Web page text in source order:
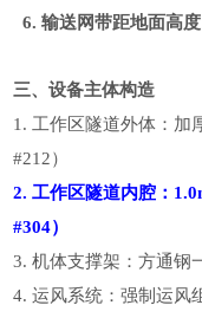
6.输送网带距地面高
三、设备主体构造
1.工作区隧道外体：
#212）
2.工作区隧道内腔：
#304）
3.机体支撑架：方
4.运风系统：强制运风